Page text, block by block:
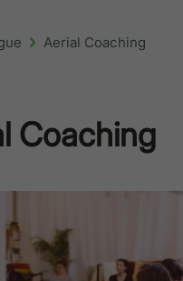
Aerial Coaching
Coaching